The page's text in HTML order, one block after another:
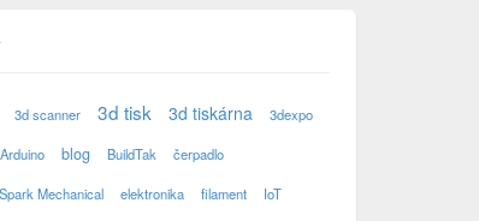
3d scanner 3d tisk 3d tiskárna 3dexpo
Arduino blog BuildTak čerpadlo
Mechanical elektronika filament IoT